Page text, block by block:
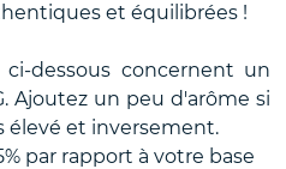
et équilibrées !
dessous concernent un
Ajoutez un peu d'arôme si
élevé et inversement.
par rapport à votre base